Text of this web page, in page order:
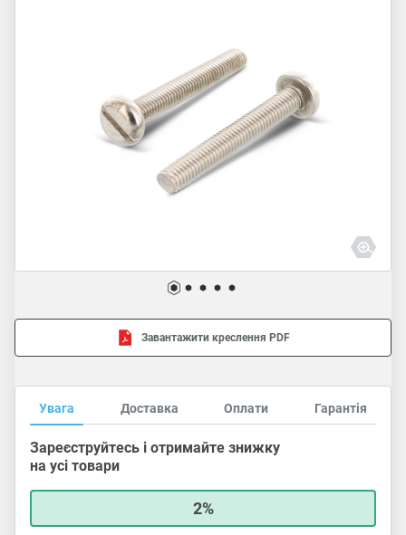
Завантажити креслення PDF
Увага Доставка Оплати Гарантія
Зареєструйтесь і отримайте знижку
на усі товари
2%